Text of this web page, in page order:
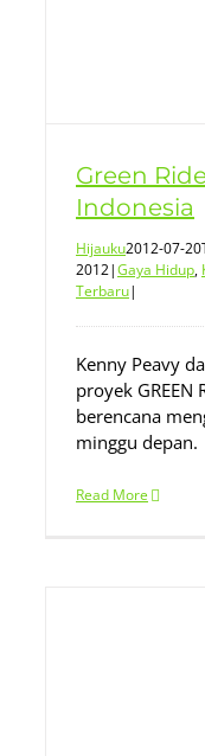
Green
Indonesia
Hijauku2012-07-
2012|Gaya Hidup,
Terbaru|
Kenny Peavy
proyek GREEN
berencana
minggu depan.
Read More